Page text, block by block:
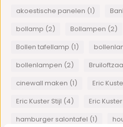
akoestische panelen (1)
bollamp (2)
Bollampen (2)
Bollen tafellamp (1)
bollenlampen (2)
cinewall maken (1)
Eric
Eric Kuster Stijl (4)
Eric
hamburger salontafel (1)